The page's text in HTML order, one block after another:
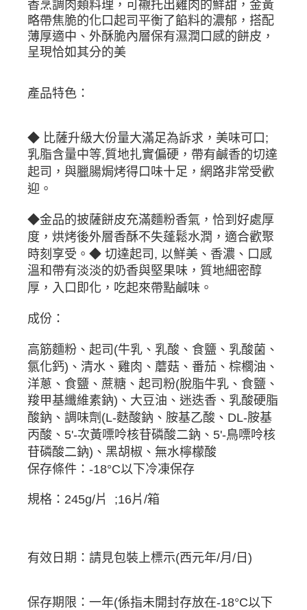
香烹調肉類料理，可襯托出雞肉的鮮甜，金黃
略帶焦脆的化口起司平衡了餡料的濃郁，搭配
薄厚適中、外酥脆內層保有濕潤口感的餅皮，
呈現恰如其分的美
產品特色：
◆ 比薩升級大份量大滿足為訴求，美味可口;
乳脂含量中等,質地扎實偏硬，帶有鹹香的切達
起司，與臘腸焗烤得口味十足，網路非常受歡
迎。
◆金品的披薩餅皮充滿麵粉香氣，恰到好處厚
度，烘烤後外層香酥不失蓬鬆水潤，適合歡聚
時刻享受。◆ 切達起司, 以鮮美、香濃、口感
溫和帶有淡淡的奶香與堅果味，質地細密醇
厚，入口即化，吃起來帶點鹹味。
成份：
高筋麵粉、起司(牛乳、乳酸、食鹽、乳酸菌、
氯化鈣)、清水、雞肉、蘑菇、番茄、棕櫚油、
洋蔥、食鹽、蔗糖、起司粉(脫脂牛乳、食鹽、
羧甲基纖維素鈉)、大豆油、迷迭香、乳酸硬脂
酸鈉、調味劑(L-麩酸鈉、胺基乙酸、DL-胺基
丙酸、5'-次黃嘌呤核苷磷酸二鈉、5'-鳥嘌呤核
苷磷酸二鈉)、黑胡椒、無水檸檬酸
保存條件：-18°C以下冷凍保存
規格：245g/片 ;16片/箱
有效日期：請見包裝上標示(西元年/月/日)
保存期限：一年(係指未開封存放在-18°C以下